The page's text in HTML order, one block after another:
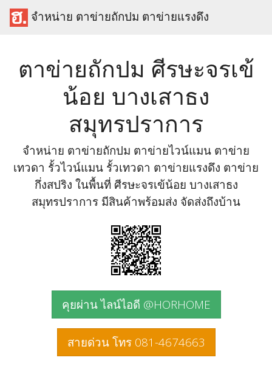
จำหน่าย ตาข่ายถักปม ตาข่ายแรงดึง
ตาข่ายถักปม ศีรษะจรเข้
น้อย บางเสาธง
สมุทรปราการ
จำหน่าย ตาข่ายถักปม ตาข่ายไวน์แมน ตาข่าย
เทวดา รั้วไวน์แมน รั้วเทวดา ตาข่ายแรงดึง ตาข่าย
กึ่งสปริง ในพื้นที่ ศีรษะจรเข้น้อย บางเสาธง
สมุทรปราการ มีสินค้าพร้อมส่ง จัดส่งถึงบ้าน
คุยผ่าน ไลน์ไอดี @HORHOME
สายด่วน โทร 081-4674663